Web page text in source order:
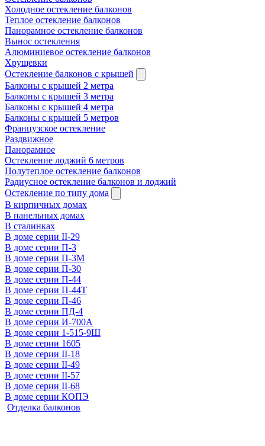
Холодное остекление балконов
Теплое остекление балконов
Панорамное остекление балконов
Вынос остекления
Алюминиевое остекление балконов
Хрущевки
Остекление балконов с крышей
Балконы с крышей 2 метра
Балконы с крышей 3 метра
Балконы с крышей 4 метра
Балконы с крышей 5 метров
Французское остекление
Раздвижное
Панорамное
Остекление лоджий 6 метров
Полутеплое остекление балконов
Радиусное остекление балконов и лоджий
Остекление по типу дома
В кирпичных домах
В панельных домах
В сталинках
В доме серии II-29
В доме серии П-3
В доме серии П-3М
В доме серии П-30
В доме серии П-44
В доме серии П-44Т
В доме серии П-46
В доме серии ПД-4
В доме серии И-700А
В доме серии 1-515-9Ш
В доме серии 1605
В доме серии II-18
В доме серии II-49
В доме серии II-57
В доме серии II-68
В доме серии КОПЭ
Отделка балконов